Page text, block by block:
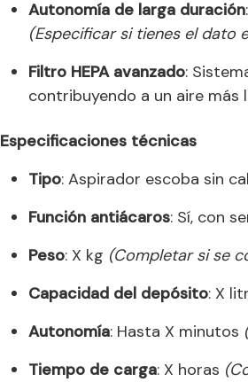
Autonomía de larga duración
(Especificar si tienes el dato
Filtro HEPA avanzado:
contribuyendo a un aire más
Especificaciones técnicas
Tipo: Aspirador escoba sin
Función antiácaros: Sí, con
Peso: X kg (Completar si se
Capacidad del depósito: X
Autonomía: Hasta X minutos
Tiempo de carga: X horas